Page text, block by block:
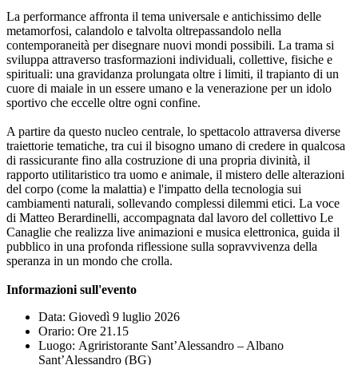
La performance affronta il tema universale e antichissimo delle
metamorfosi, calandolo e talvolta oltrepassandolo nella
contemporaneità per disegnare nuovi mondi possibili. La trama si
sviluppa attraverso trasformazioni individuali, collettive, fisiche e
spirituali: una gravidanza prolungata oltre i limiti, il trapianto di un
cuore di maiale in un essere umano e la venerazione per un idolo
sportivo che eccelle oltre ogni confine.
A partire da questo nucleo centrale, lo spettacolo attraversa diverse
traiettorie tematiche, tra cui il bisogno umano di credere in qualcosa
di rassicurante fino alla costruzione di una propria divinità, il
rapporto utilitaristico tra uomo e animale, il mistero delle alterazioni
del corpo (come la malattia) e l'impatto della tecnologia sui
cambiamenti naturali, sollevando complessi dilemmi etici. La voce
di Matteo Berardinelli, accompagnata dal lavoro del collettivo Le
Canaglie che realizza live animazioni e musica elettronica, guida il
pubblico in una profonda riflessione sulla sopravvivenza della
speranza in un mondo che crolla.
Informazioni sull'evento
Data: Giovedì 9 luglio 2026
Orario: Ore 21.15
Luogo: Agriristorante Sant’Alessandro – Albano
Sant’Alessandro (BG)